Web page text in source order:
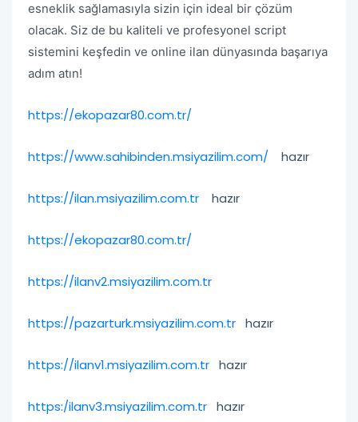
esneklik sağlamasıyla sizin için ideal bir çözüm
olacak. Siz de bu kaliteli ve profesyonel script
sistemini keşfedin ve online ilan dünyasında başarıya
adım atın!
https://ekopazar80.com.tr/
https://www.sahibinden.msiyazilim.com/ hazır
https://ilan.msiyazilim.com.tr hazır
https://ekopazar80.com.tr/
https://ilanv2.msiyazilim.com.tr
https://pazarturk.msiyazilim.com.tr hazır
https://ilanv1.msiyazilim.com.tr hazır
https:/ilanv3.msiyazilim.com.tr hazır